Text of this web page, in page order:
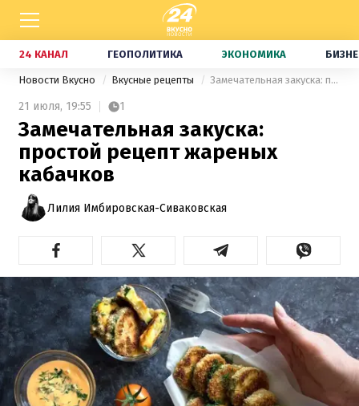
24 КАНАЛ ГЕОПОЛИТИКА ЭКОНОМИКА
Новости Вкусно Вкусные рецепты Замечательная закуска: простой рецепт жареных кабачков
21 июля, 19:55 1
Замечательная закуска:
простой рецепт жареных
кабачков
Лилия Имбировская-Сиваковская